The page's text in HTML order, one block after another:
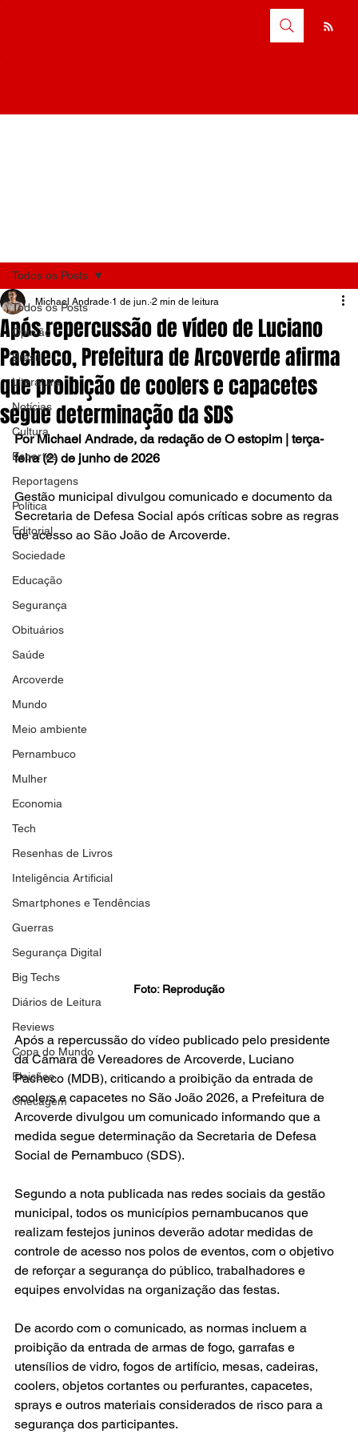
Todos os Posts
Opinião
Brasil
Literatura
Notícias
Cultura
Esportes
Reportagens
Política
Editorial
Sociedade
Educação
Segurança
Obituários
Saúde
Arcoverde
Mundo
Meio ambiente
Pernambuco
Mulher
Economia
Tech
Resenhas de Livros
Inteligência Artificial
Smartphones e Tendências
Guerras
Segurança Digital
Big Techs
Diários de Leitura
Reviews
Copa do Mundo
Eleições
Checagem
Todos os Posts
Após repercussão de vídeo de Luciano
Pacheco, Prefeitura de Arcoverde afirma
que proibição de coolers e capacetes
segue determinação da SDS
Michael Andrade 1 de jun. 2 min de leitura
Por Michael Andrade, da redação de O estopim | terça-
feira (2) de junho de 2026
Gestão municipal divulgou comunicado e documento da
Secretaria de Defesa Social após críticas sobre as regras
de acesso ao São João de Arcoverde.
Foto: Reprodução
Após a repercussão do vídeo publicado pelo presidente
da Câmara de Vereadores de Arcoverde, Luciano
Pacheco (MDB), criticando a proibição da entrada de
coolers e capacetes no São João 2026, a Prefeitura de
Arcoverde divulgou um comunicado informando que a
medida segue determinação da Secretaria de Defesa
Social de Pernambuco (SDS).
Segundo a nota publicada nas redes sociais da gestão
municipal, todos os municípios pernambucanos que
realizam festejos juninos deverão adotar medidas de
controle de acesso nos polos de eventos, com o objetivo
de reforçar a segurança do público, trabalhadores e
equipes envolvidas na organização das festas.
De acordo com o comunicado, as normas incluem a
proibição da entrada de armas de fogo, garrafas e
utensílios de vidro, fogos de artifício, mesas, cadeiras,
coolers, objetos cortantes ou perfurantes, capacetes,
sprays e outros materiais considerados de risco para a
segurança dos participantes.